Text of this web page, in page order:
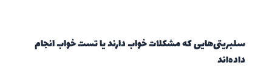
سلبریتی‌هایی که مشکلات خواب دارند یا تست خواب انجام
داده‌اند